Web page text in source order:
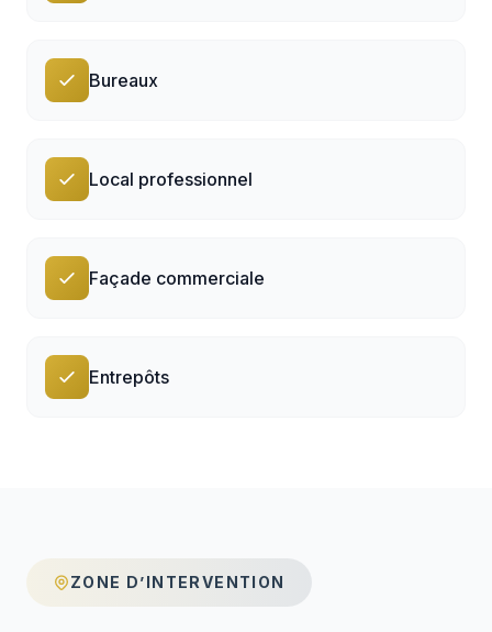
Bureaux
Local professionnel
Façade commerciale
Entrepôts
ZONE D’INTERVENTION